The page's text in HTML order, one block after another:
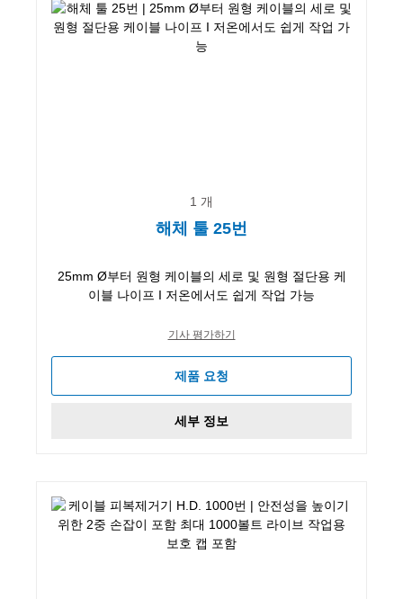
1 개
해체 툴 25번
25mm Ø부터 원형 케이블의 세로 및 원형 절단용 케
이블 나이프 I 저온에서도 쉽게 작업 가능
기사 평가하기
제품 요청
세부 정보